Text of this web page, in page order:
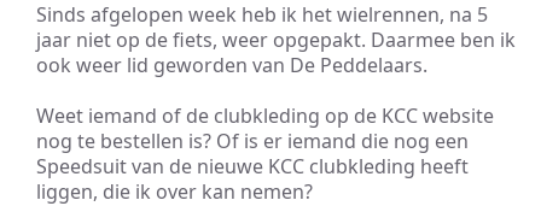
Sinds afgelopen week heb ik het wielrennen, na 5
jaar niet op de fiets, weer opgepakt. Daarmee ben ik
ook weer lid geworden van De Peddelaars.
Weet iemand of de clubkleding op de KCC website
nog te bestellen is? Of is er iemand die nog een
Speedsuit van de nieuwe KCC clubkleding heeft
liggen, die ik over kan nemen?